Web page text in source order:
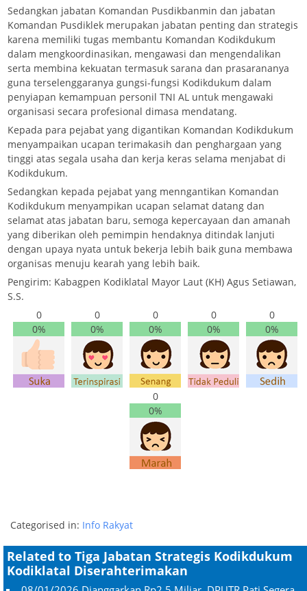
Sedangkan jabatan Komandan Pusdikbanmin dan jabatan
Komandan Pusdiklek merupakan jabatan penting dan strategis
karena memiliki tugas membantu Komandan Kodikdukum
dalam mengkoordinasikan, mengawasi dan mengendalikan
serta membina kekuatan termasuk sarana dan prasarananya
guna terselenggaranya gungsi-fungsi Kodikdukum dalam
penyiapan kemampuan personil TNI AL untuk mengawaki
organisasi secara profesional dimasa mendatang.
Kepada para pejabat yang digantikan Komandan Kodikdukum
menyampaikan ucapan terimakasih dan penghargaan yang
tinggi atas segala usaha dan kerja keras selama menjabat di
Kodikdukum.
Sedangkan kepada pejabat yang menngantikan Komandan
Kodikdukum menyampikan ucapan selamat datang dan
selamat atas jabatan baru, semoga kepercayaan dan amanah
yang diberikan oleh pemimpin hendaknya ditindak lanjuti
dengan upaya nyata untuk bekerja lebih baik guna membawa
organisas menuju kearah yang lebih baik.
Pengirim: Kabagpen Kodiklatal Mayor Laut (KH) Agus Setiawan,
S.S.
0
0%
0
0%
0
0%
0
0%
0
0%
0
0%
Categorised in: Info Rakyat
Related to Tiga Jabatan Strategis Kodikdukum
Kodiklatal Diserahterimakan